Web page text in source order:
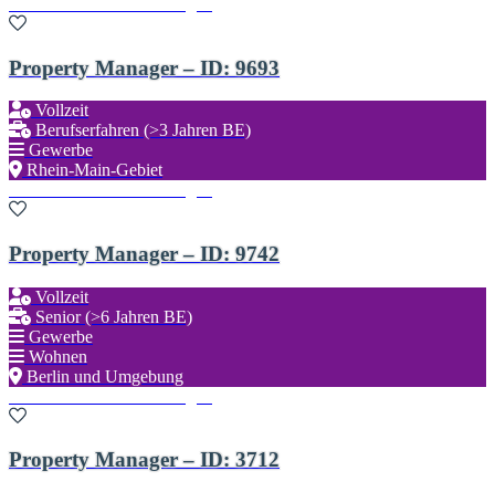
Property Manager – ID: 9693
Vollzeit
Berufserfahren (>3 Jahren BE)
Gewerbe
Rhein-Main-Gebiet
Property Manager – ID: 9742
Vollzeit
Senior (>6 Jahren BE)
Gewerbe
Wohnen
Berlin und Umgebung
Property Manager – ID: 3712